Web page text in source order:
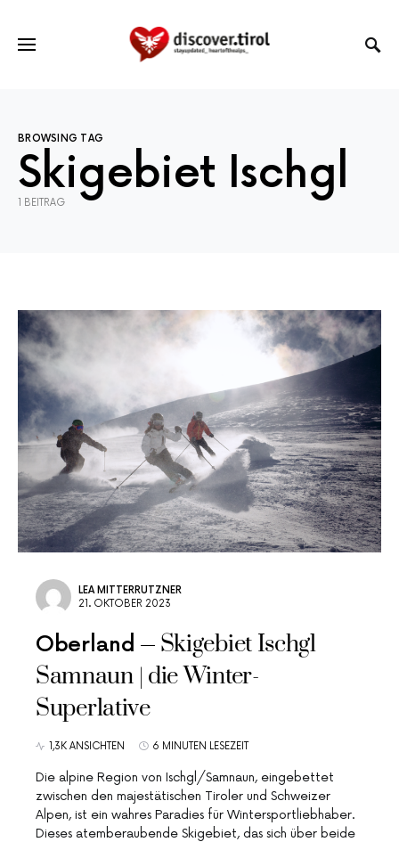
BROWSING TAG
Skigebiet Ischgl
1 BEITRAG
LEA MITTERRUTZNER
21. OKTOBER 2023
Oberland
Skigebiet Ischgl
Samnaun | die Winter-
Superlative
1,3K ANSICHTEN 6 MINUTEN LESEZEIT
Die alpine Region von Ischgl/Samnaun, eingebettet
zwischen den majestätischen Tiroler und Schweizer
Alpen, ist ein wahres Paradies für Wintersportliebhaber.
Dieses atemberaubende Skigebiet, das sich über beide